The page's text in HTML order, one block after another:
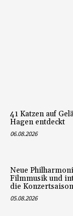
41 Katzen auf
Hagen entdeckt
06.08.2026
Neue
Filmmusik und
die Konzertsaison
05.08.2026